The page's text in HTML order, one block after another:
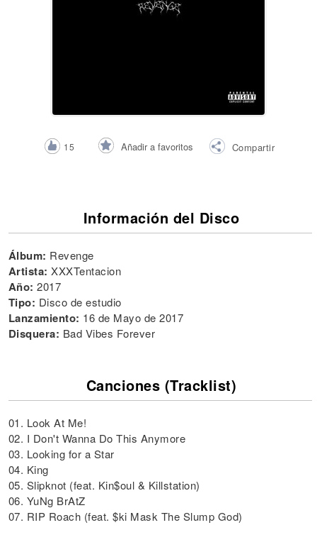
15 Añadir a favoritos Compartir
Información del Disco
Álbum: Revenge
Artista: XXXTentacion
Año: 2017
Tipo: Disco de estudio
Lanzamiento: 16 de Mayo de 2017
Disquera: Bad Vibes Forever
Canciones (Tracklist)
01. Look At Me!
02. I Don't Wanna Do This Anymore
03. Looking for a Star
04. King
05. Slipknot (feat. Kin$oul & Killstation)
06. YuNg BrAtZ
07. RIP Roach (feat. $ki Mask The Slump God)